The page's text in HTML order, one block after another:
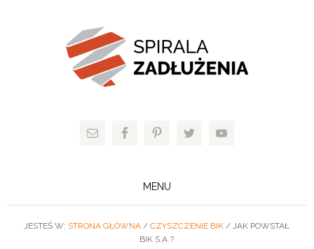
MENU
JESTEŚ W: STRONA GŁÓWNA / CZYSZCZENIE BIK / JAK POWSTAŁ
BIK S.A.?